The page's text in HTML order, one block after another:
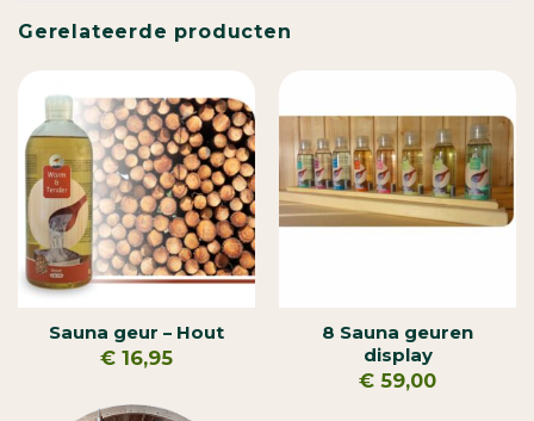
Gerelateerde producten
Sauna geur – Hout
€ 16,95
8 Sauna geuren
display
€ 59,00